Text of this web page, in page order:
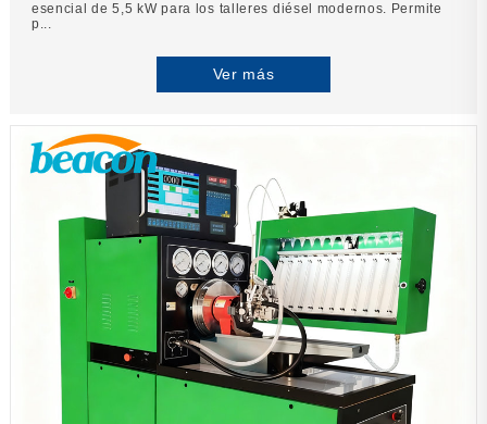
esencial de 5,5 kW para los talleres diésel modernos. Permite
p...
Ver más